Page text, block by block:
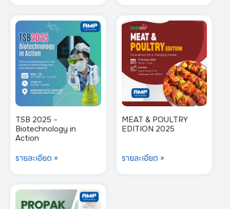
TSB 2025 –
Biotechnology in
Action
รายละเอียด »
MEAT & POULTRY
EDITION 2025
รายละเอียด »